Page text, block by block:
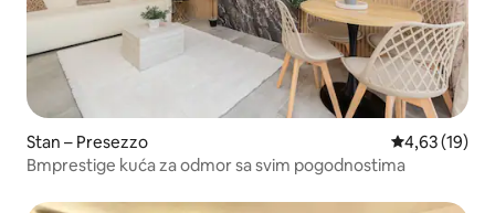
Stan – Presezzo Prosječna
4,63 (19)
Bmprestige kuća za odmor sa svim pogodnostima